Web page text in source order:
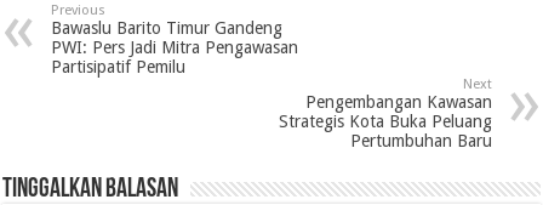
Previous
Bawaslu Barito Timur Gandeng
PWI: Pers Jadi Mitra Pengawasan
Partisipatif Pemilu
Next
Pengembangan Kawasan
Strategis Kota Buka Peluang
Pertumbuhan Baru
Tinggalkan Balasan